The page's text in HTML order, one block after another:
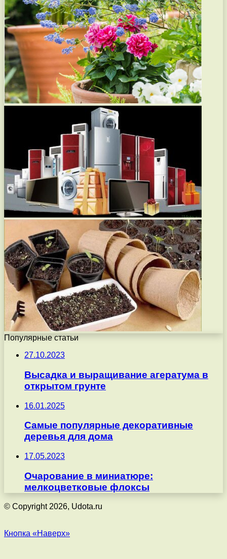
Популярные статьи
27.10.2023
Высадка и выращивание агератума в
открытом грунте
16.01.2025
Самые популярные декоративные
деревья для дома
17.05.2023
Очарование в миниатюре:
мелкоцветковые флоксы
© Copyright 2026, Udota.ru
Кнопка «Наверх»